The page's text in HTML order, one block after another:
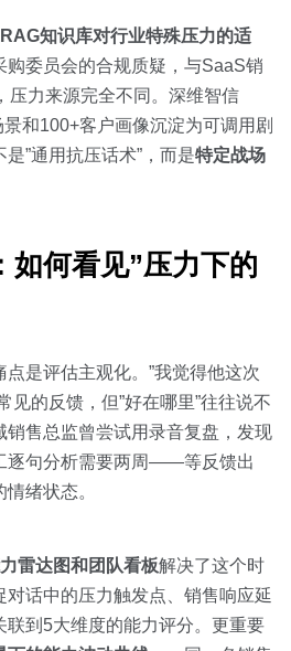
知识库对行业特殊压力的适
购委员会的合规质疑，与SaaS销
压力来源完全不同。深维智信
和100+客户画像沉淀为可调用剧
”通用抗压话术”，而是特定战场
如何看见”压力下的
是评估主观化。”我觉得他这次
见的反馈，但”好在哪里”往往说不
销售总监曾尝试用录音复盘，发现
逐句分析需要两周——等反馈出
绪状态。
雷达图和团队看板解决了这个时
话中的压力触发点、销售响应延
联到5大维度的能力评分。更重要